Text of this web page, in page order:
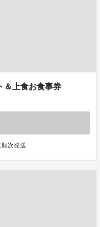
＆上食お食事券
次発送